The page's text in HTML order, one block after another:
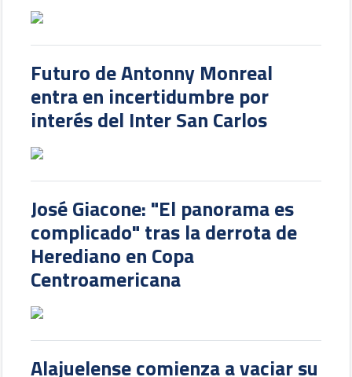
Futuro de Antonny Monreal
entra en incertidumbre por
interés del Inter San Carlos
José Giacone: "El panorama es
complicado" tras la derrota de
Herediano en Copa
Centroamericana
Alajuelense comienza a vaciar su